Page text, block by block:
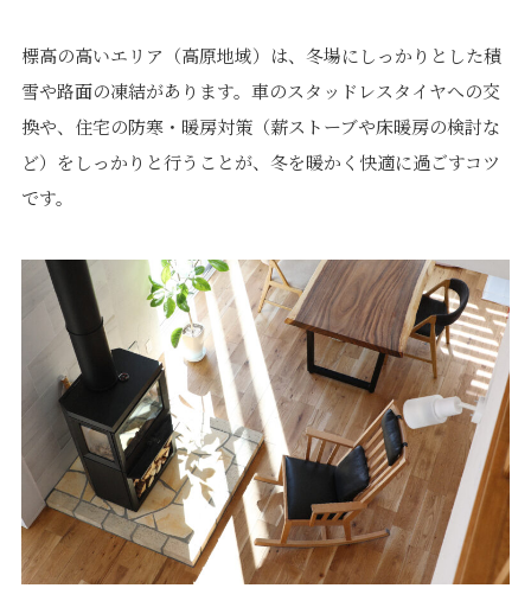
標高の高いエリア（高原地域）は、冬場にしっかりとした積
雪や路面の凍結があります。車のスタッドレスタイヤへの交
換や、住宅の防寒・暖房対策（薪ストーブや床暖房の検討な
ど）をしっかりと行うことが、冬を暖かく快適に過ごすコツ
です。